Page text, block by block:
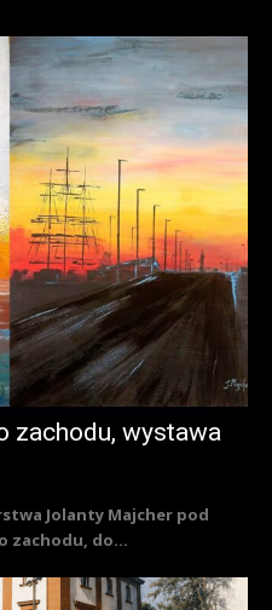
zachodu, wystawa
Jolanty Majcher pod
zachodu, do...